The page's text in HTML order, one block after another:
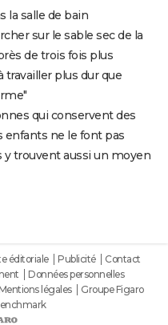
la salle de bain
sur le sable sec de la
de trois fois plus
travailler plus dur que
qui conservent des
enfants ne le font pas
y trouvent aussi un moyen
éditoriale Publicité
Contact
Données personnelles
Mentions légales
Groupe Figaro